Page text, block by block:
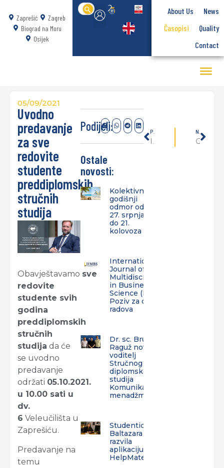
Zaprešić
Zagreb
Biograd na Moru
Osijek
Search
for:
About Us
News
Časopisi
Quality
Contact
05/09/2021
Uvodno
predavanje
za sve
redovite
studente
preddiplomskih
stručnih
studija
Obavještavamo sve
redovite
studente svih
godina
preddiplomskih
stručnih
studija da će
se uvodno
predavanje
održati 05.10.2021.
u 10.00 sati u
dv.
6 Veleučilišta u
Zaprešiću.
Predavanje na
temu
Podijeli:
Ostale
novosti:
Kolektivni
godišnji
odmor od
27. srpnja
do 21.
kolovoza
International
Journal of
Multidisciplinarity
in Business and
Science (IJMBS) –
Poziv za dostavu
radova
Dr. sc. Bruno
Raguž novi
voditelj
Stručnog
diplomskog
studija
Komunikacijski
menadžment
Studentica
Baltazara
razvila
aplikaciju
HelpMate
PREVIOUSLY
Obavijest novim korisnicima knjižnice Veleučilišta Baltazar Zaprešić